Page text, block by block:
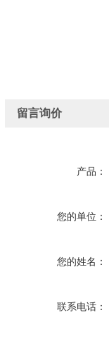
留言询价
产品：
您的单位：
您的姓名：
联系电话：